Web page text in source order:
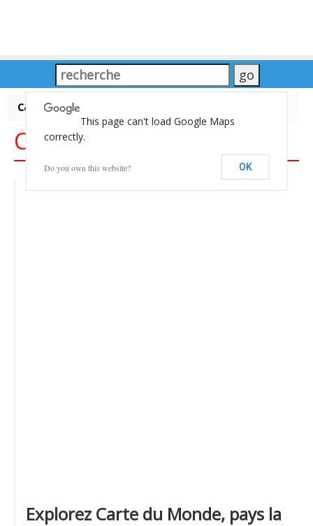
carte du Monde
Carte du Monde
Explorez Carte du Monde, pays la
This page can't load Google Maps
correctly.
Do you own this website? OK